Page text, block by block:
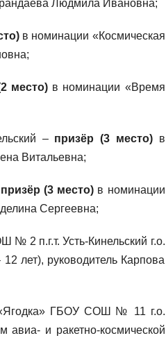
Людмила Ивановна;
в номинации «Космическая
место) в номинации «Время
– призёр (3 место)в
Витальевна;
призёр (3 место) в номинации
Сергеевна;
2 п.г.т. Усть-Кинельский г.о.
лет), руководитель Карпова
«Ягодка» ГБОУ СОШ № 11 г.о.
и ракетно-космической